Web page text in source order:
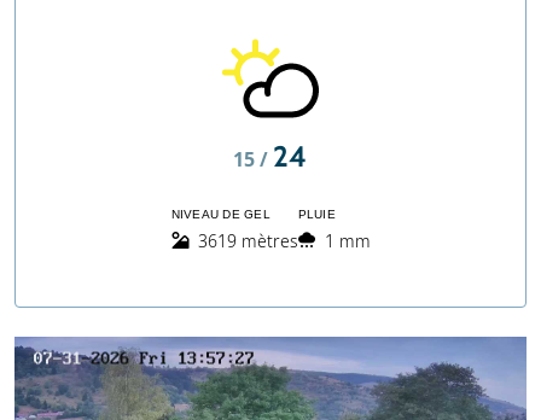
15 / 24
NIVEAU DE GEL
3619 mètres
PLUIE
1 mm